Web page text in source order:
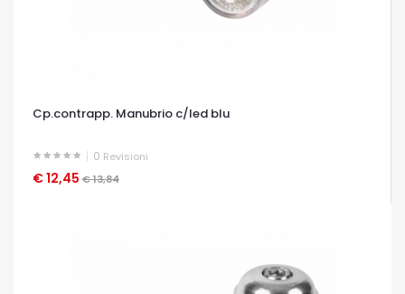
Cp.contrapp. Manubrio c/led blu
0 Revisioni
€ 12,45 € 13,84
OCCHIATA VELOCE